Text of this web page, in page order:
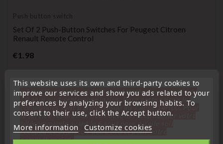
Push button switch
Set Of 2 Push-Button Switches For Peugeot Citroen
Renault Remote Control
€1.98Price
16 Other Products In The Same Category:
This website uses its own and third-party cookies to
improve our services and show you ads related to your
preferences by analyzing your browsing habits. To
consent to their use, click the Accept button.
More information Customize cookies
« Attention, notre société sera fermée pour congés du
10 aout au 1 septembre inclus. Pour cette raison les
commandes sont traitées jusqu'au 7 aout 14H00. Pour
le service réparation nous devons réceptionner votre
télécommande avant le 6 aout pour qu'elle soit
réexpédiée avant le 7 aout. Merci pour votre
compréhension»